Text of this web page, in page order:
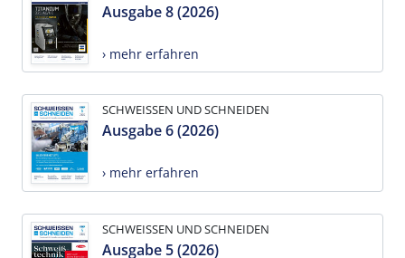
Ausgabe 8 (2026)
› mehr erfahren
SCHWEISSEN UND SCHNEIDEN
Ausgabe 6 (2026)
› mehr erfahren
SCHWEISSEN UND SCHNEIDEN
Ausgabe 5 (2026)